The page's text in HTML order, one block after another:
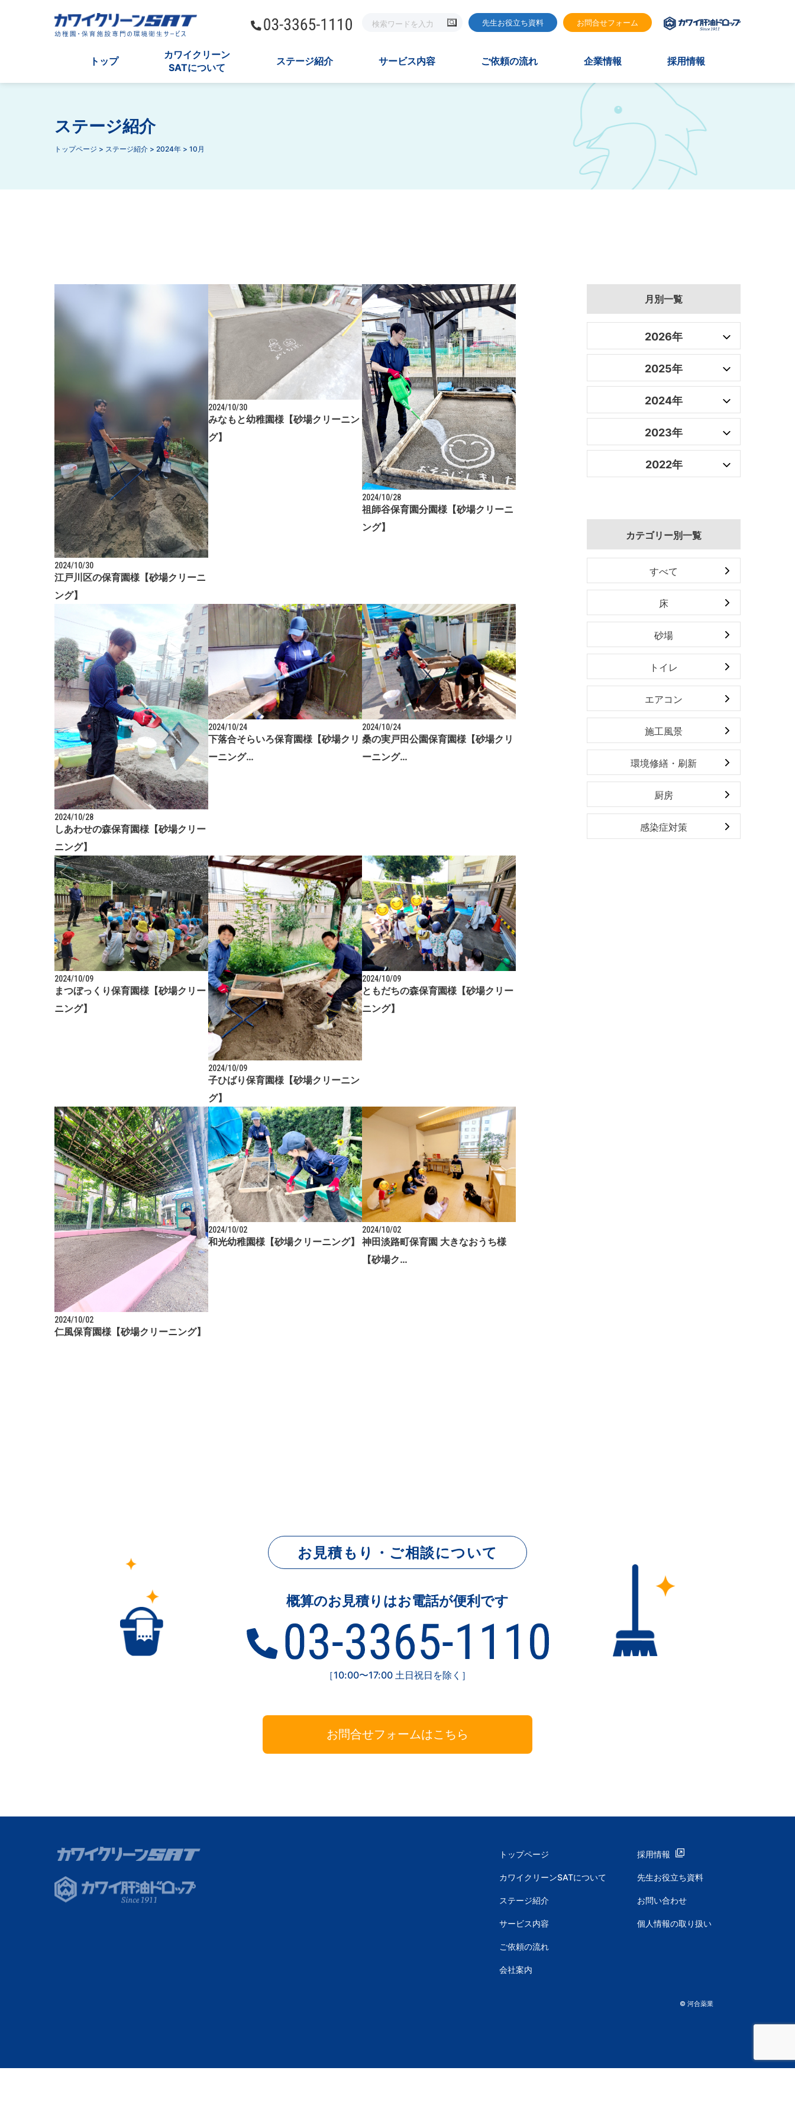
先生お役立ち資料 お問合せフォーム
トップ
カワイクリーン
SATについて
ステージ紹介 サービス内容 ご依頼の流れ 企業情報 採用情報
ステージ紹介
トップページ > ステージ紹介 > 2024年 > 10月
2024/10/30
江戸川区の保育園様【砂場クリーニ
ング】
2024/10/30
みなもと幼稚園様【砂場クリーニン
グ】
2024/10/28
祖師谷保育園分園様【砂場クリーニ
ング】
2024/10/28
しあわせの森保育園様【砂場クリー
ニング】
2024/10/24
下落合そらいろ保育園様【砂場クリ
ーニング…
2024/10/24
桑の実戸田公園保育園様【砂場クリ
ーニング…
2024/10/09
まつぼっくり保育園様【砂場クリー
ニング】
2024/10/09
子ひばり保育園様【砂場クリーニン
グ】
2024/10/09
ともだちの森保育園様【砂場クリー
ニング】
2024/10/02
仁風保育園様【砂場クリーニング】
2024/10/02
和光幼稚園様【砂場クリーニング】
2024/10/02
神田淡路町保育園 大きなおうち様
【砂場ク…
月別一覧
2026年
2025年
2024年
2023年
2022年
カテゴリー別一覧
すべて
床
砂場
トイレ
エアコン
施工風景
環境修繕・刷新
厨房
感染症対策
お見積もり・ご相談について
概算のお見積りはお電話が便利です
［10:00〜17:00 土日祝日を除く］
お問合せフォームはこちら
トップページ
カワイクリーンSATについて
ステージ紹介
サービス内容
ご依頼の流れ
会社案内
採用情報
先生お役立ち資料
お問い合わせ
個人情報の取り扱い
© 河合薬業